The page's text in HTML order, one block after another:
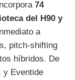
74
del H90 y
a
pitch‑shifting
híbridos. De
y Eventide